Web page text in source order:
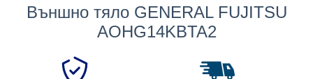
Външно тяло GENERAL FUJITSU
AOHG14KBTA2